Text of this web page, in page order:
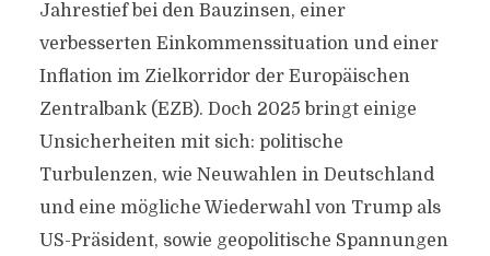
Jahrestief bei den Bauzinsen, einer
verbesserten Einkommenssituation und einer
Inflation im Zielkorridor der Europäischen
Zentralbank (EZB). Doch 2025 bringt einige
Unsicherheiten mit sich: politische
Turbulenzen, wie Neuwahlen in Deutschland
und eine mögliche Wiederwahl von Trump als
US-Präsident, sowie geopolitische Spannungen